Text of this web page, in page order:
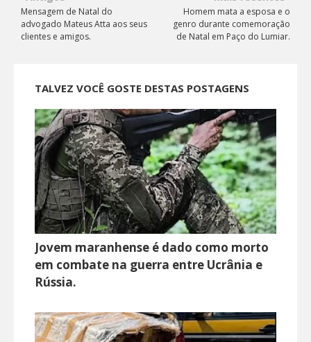
Homem mata a esposa e o
genro durante comemoração
de Natal em Paço do Lumiar.
Mensagem de Natal do
advogado Mateus Atta aos seus
clientes e amigos.
TALVEZ VOCÊ GOSTE DESTAS POSTAGENS
Jovem maranhense é dado como morto
em combate na guerra entre Ucrânia e
Rússia.